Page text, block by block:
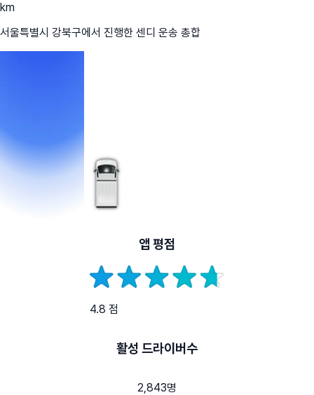
km
서울특별시 강북구에서 진행한 센디 운송 총합
앱 평점
4.8 점
활성 드라이버수
2,843명